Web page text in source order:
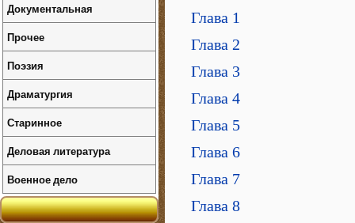
Глава 1
Глава 2
Глава 3
Глава 4
Глава 5
Глава 6
Глава 7
Глава 8
Документальная
Прочее
Поэзия
Драматургия
Старинное
Деловая литература
Военное дело